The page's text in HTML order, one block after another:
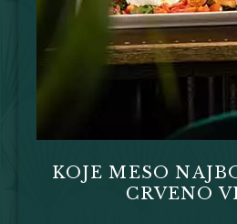
KOJE MESO
CRVENO